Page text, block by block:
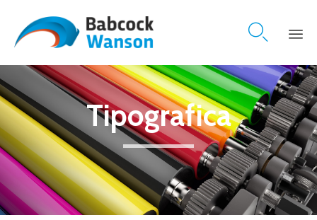

Skip
to
content
Tipografica